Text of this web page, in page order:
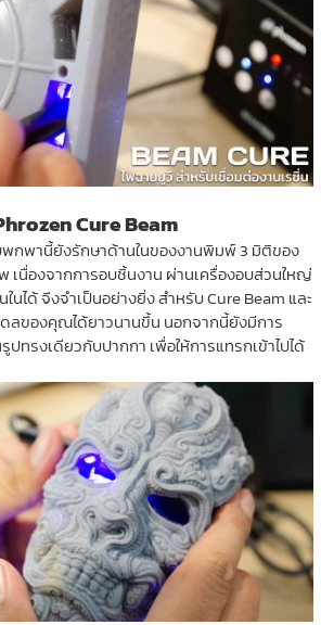
Cure Beam
กพานี้ยังรักษาด้านในของงานพิมพ์ 3 มิติของ
เนื่องจากการอบชิ้นงาน ผ่านเครื่องอบส่วนใหญ่
ในได้ จึงจำเป็นอย่างยิ่ง สำหรับ Cure Beam และ
ดลของคุณได้ยาวนานขึ้น นอกจากนี้ยังมีการ
ทรงเดียวกับปากกา เพื่อให้การแทรกเข้าไปได้